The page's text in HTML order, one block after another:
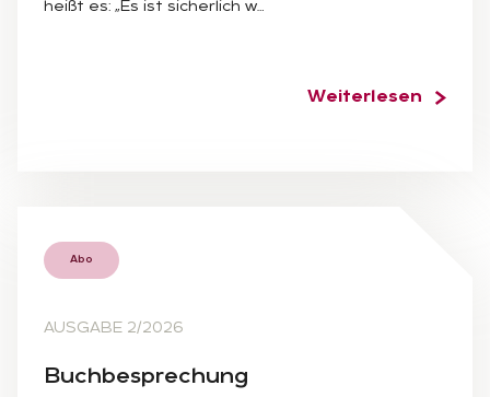
heißt es: „Es ist sicherlich w…
Weiterlesen
Abo
AUSGABE 2/2026
Buch­be­spre­chung